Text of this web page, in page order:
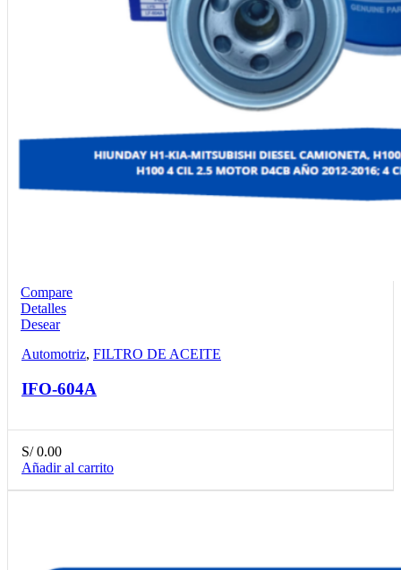
Compare
Detalles
Desear
Automotriz, FILTRO DE ACEITE
IFO-604A
S/0.00
Añadir al carrito